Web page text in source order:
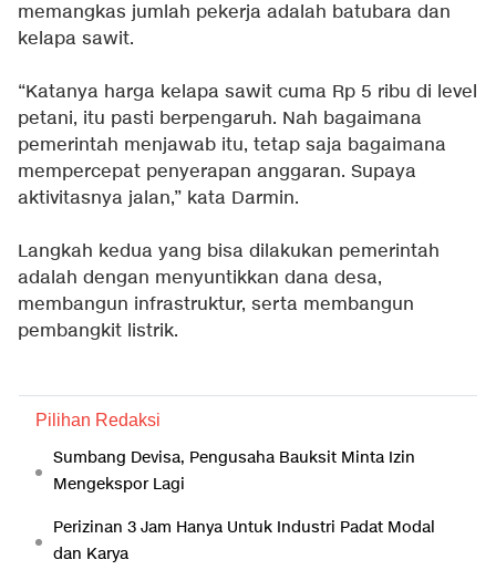
memangkas jumlah pekerja adalah batubara dan
kelapa sawit.
“Katanya harga kelapa sawit cuma Rp 5 ribu di level
petani, itu pasti berpengaruh. Nah bagaimana
pemerintah menjawab itu, tetap saja bagaimana
mempercepat penyerapan anggaran. Supaya
aktivitasnya jalan,” kata Darmin.
Langkah kedua yang bisa dilakukan pemerintah
adalah dengan menyuntikkan dana desa,
membangun infrastruktur, serta membangun
pembangkit listrik.
Pilihan Redaksi
Sumbang Devisa, Pengusaha Bauksit Minta Izin
Mengekspor Lagi
Perizinan 3 Jam Hanya Untuk Industri Padat Modal
dan Karya